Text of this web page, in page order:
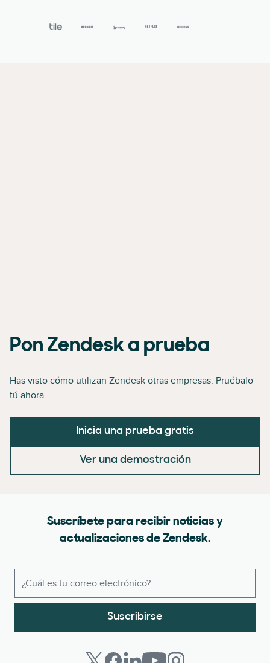
Pon Zendesk a prueba
Has visto cómo utilizan Zendesk otras empresas. Pruébalo
tú ahora.
Inicia una prueba gratis
Ver una demostración
Suscríbete para recibir noticias y
actualizaciones de Zendesk.
Suscribirse